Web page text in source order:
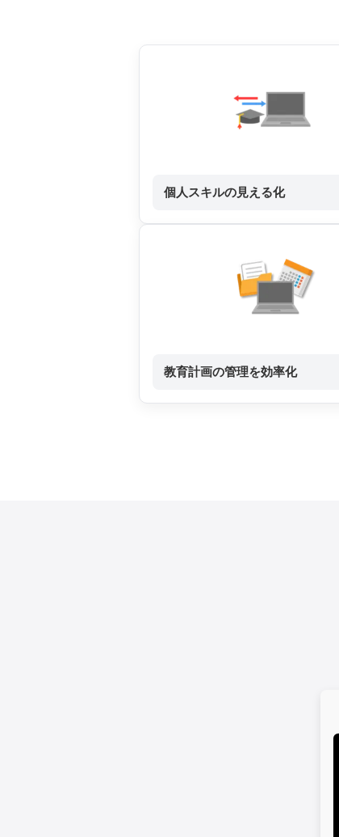
個人スキルの見える化
教育計画の管理を効率化